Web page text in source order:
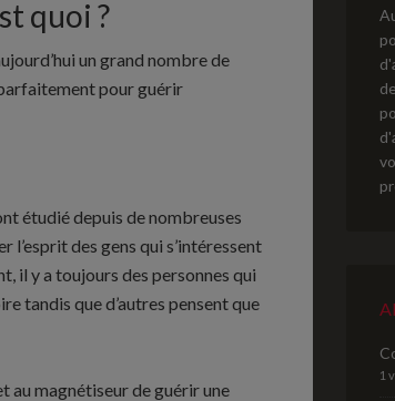
quoi ?
un grand nombre de
pour guérir
étudié depuis de nombreuses
l’esprit des gens qui s’intéressent
il y a toujours des personnes qui
tandis que d’autres pensent que
au magnétiseur de guérir une
1